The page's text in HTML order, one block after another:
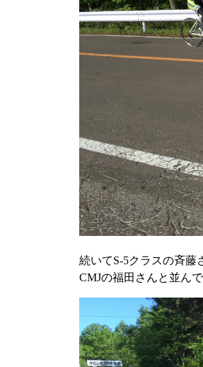
続いてS-5クラスの斉藤
CMJの福田さんと並ん